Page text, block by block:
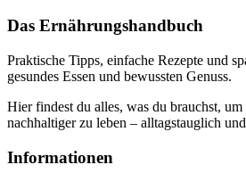
Das Ernährungshandbuch
Praktische Tipps, einfache Rezepte und
gesundes Essen und bewussten Genuss.
Hier findest du alles, was du brauchst, um
nachhaltiger zu leben – alltagstauglich
Informationen